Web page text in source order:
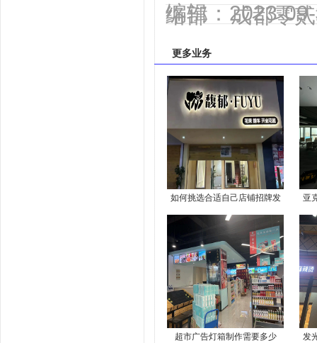
编辑：2023-
络部 成都零贰
更多业务
如何挑选合适自己店铺招牌发
光字
亚
超市广告灯箱制作需要多少
发